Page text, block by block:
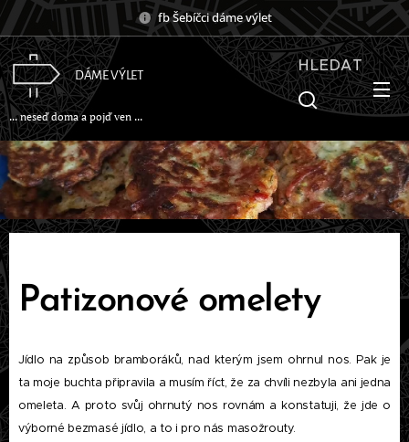
fb Šebíčci dáme výlet
DÁME VÝLET
... neseď doma a pojď ven ...
HLEDAT
Patizonové omelety
Jídlo na způsob bramboráků, nad kterým jsem ohrnul nos. Pak je
ta moje buchta připravila a musím říct, že za chvíli nezbyla ani jedna
omeleta. A proto svůj ohrnutý nos rovnám a konstatuji, že jde o
výborné bezmasé jídlo, a to i pro nás masožrouty.